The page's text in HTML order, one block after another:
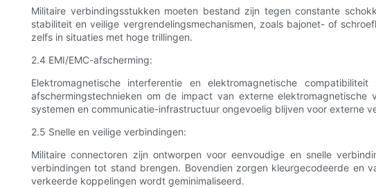
Militaire verbindingsstukken moeten bestand zijn tegen constante
stabiliteit en veilige vergrendelingsmechanismen, zoals bajonet- of
zelfs in situaties met hoge trillingen.
2.4 EMI/EMC-afscherming:
Elektromagnetische interferentie en elektromagnetische
afschermingstechnieken om de impact van externe
systemen en communicatie-infrastructuur ongevoelig blijven voor externe
2.5 Snelle en veilige verbindingen:
Militaire connectoren zijn ontworpen voor eenvoudige en snelle
verbindingen tot stand brengen. Bovendien zorgen kleurgecodeerde en
verkeerde koppelingen wordt geminimaliseerd.